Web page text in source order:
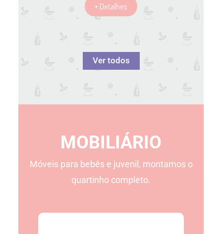
+ Detalhes
Ver todos
MOBILIÁRIO
Móveis para bebês e juvenil, montamos o
quartinho completo.